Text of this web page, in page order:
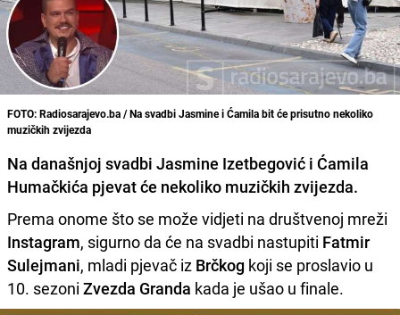
FOTO: Radiosarajevo.ba / Na svadbi Jasmine i Ćamila bit će prisutno nekoliko
muzičkih zvijezda
Na današnjoj svadbi Jasmine Izetbegović i Ćamila
Humačkića pjevat će nekoliko muzičkih zvijezda.
Prema onome što se može vidjeti na društvenoj mreži
Instagram, sigurno da će na svadbi nastupiti Fatmir
Sulejmani, mladi pjevač iz Brčkog koji se proslavio u
10. sezoni Zvezda Granda kada je ušao u finale.